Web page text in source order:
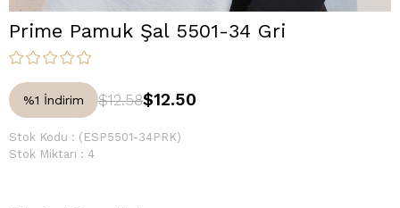
Prime Pamuk Şal 5501-34 Gri
%1 İndirim $12.58$12.50
Stok Kodu
(ESP5501-34PRK)
Stok Miktarı : 4